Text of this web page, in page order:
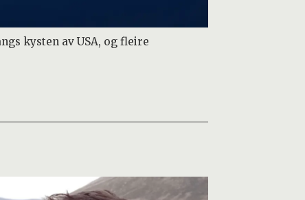
kysten av USA, og fleire